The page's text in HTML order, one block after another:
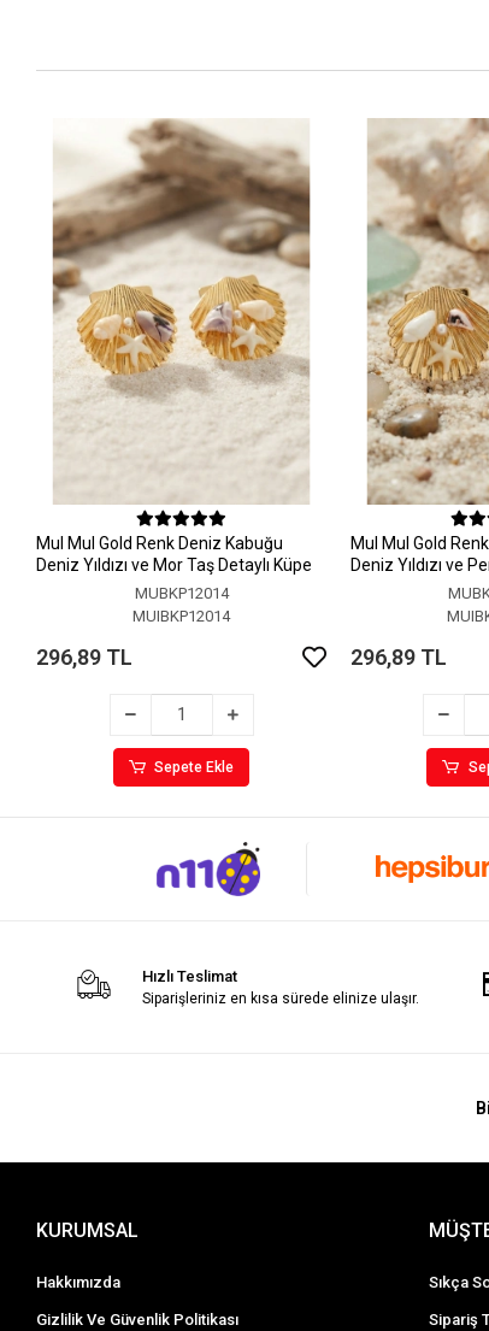
MuI MuI Gold Renk Deniz Kabuğu
Deniz Yıldızı ve Mor Taş Detaylı Küpe
MUBKP12014
MUIBKP12014
296,89 TL
Sepete Ekle
MuI MuI Gold
Deniz Yıldızı ve
296,89 TL
Hızlı Teslimat
Siparişleriniz en kısa sürede elinize ulaşır.
KURUMSAL
Hakkımızda
Gizlilik Ve Güvenlik Politikası
Sıkça
Sipariş